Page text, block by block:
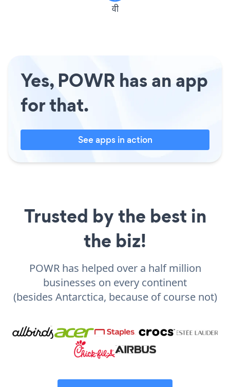
वी
Yes, POWR has an app
for that.
See apps in action
Trusted by the best in
the biz!
POWR has helped over a half million
businesses on every continent
(besides Antarctica, because of course not)